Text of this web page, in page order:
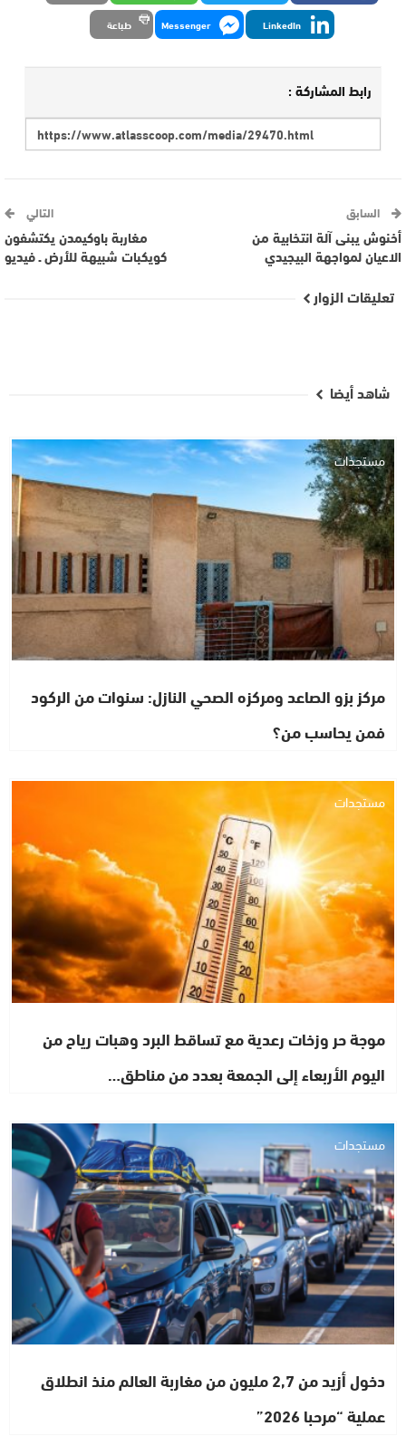
LinkedIn
Messenger طباعة
رابط المشاركة :
السابق
أخنوش يبنى آلة انتخابية من
الاعيان لمواجهة البيجيدي
التالي
مغاربة باوكيمدن يكتشفون
كويكبات شبيهة للأرض ـ فيديو
تعليقات الزوار
شاهد أيضا
مستجدات
مركز بزو الصاعد ومركزه الصحي النازل: سنوات من الركود
فمن يحاسب من؟
مستجدات
موجة حر وزخات رعدية مع تساقط البرد وهبات رياح من
اليوم الأربعاء إلى الجمعة بعدد من مناطق…
مستجدات
دخول أزيد من 2,7 مليون من مغاربة العالم منذ انطلاق
عملية “مرحبا 2026”